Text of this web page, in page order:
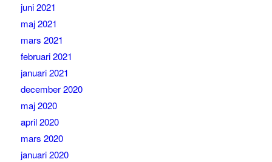
juni 2021
maj 2021
mars 2021
februari 2021
januari 2021
december 2020
maj 2020
april 2020
mars 2020
januari 2020